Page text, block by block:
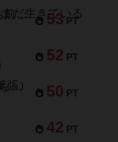
53 PT
セミファイナル ～お前はまだ生きている～
52 PT
50 PT
クランク! ：冒険者たち（拡張）
42 PT